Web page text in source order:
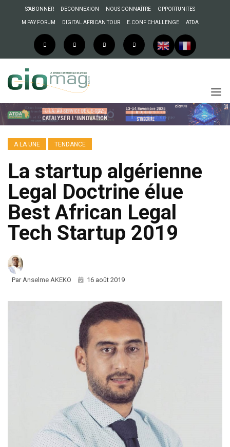
S’ABONNER DECONNEXION NOUS CONNAÎTRE OPPORTUNITES
M PAY FORUM DIGITAL AFRICAN TOUR E.CONF CHALLENGE ATDA
A LA UNE TENDANCE
La startup algérienne
Legal Doctrine élue
Best African Legal
Tech Startup 2019
ParAnselme AKEKO 16 août 2019